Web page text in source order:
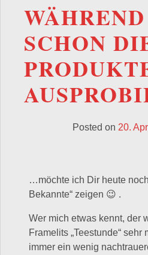
SCHON
Posted on 20.
…möchte ich Dir heute
Bekannte“ zeigen 😉 .
Wer mich etwas kennt, der
Framelits „Teestunde“
immer ein wenig